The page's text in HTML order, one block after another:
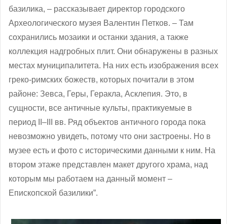
базилика, ‒ рассказывает директор городского
Археологического музея Валентин Петков. ‒ Там
сохранились мозаики и останки здания, а также
коллекция надгробных плит. Они обнаружены в разных
местах муниципалитета. На них есть изображения всех
греко-римских божеств, которых почитали в этом
районе: Зевса, Геры, Геракла, Асклепия. Это, в
сущности, все античные культы, практикуемые в
период ІІ–ІІІ вв. Ряд объектов античного города пока
невозможно увидеть, потому что они застроены. Но в
музее есть и фото с историческими данными к ним. На
втором этаже представлен макет другого храма, над
которым мы работаем на данный момент –
Епископской базилики”.